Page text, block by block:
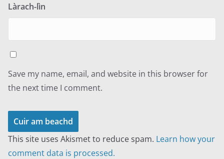
Làrach-lìn
Save my name, email, and website in this browser for
the next time I comment.
This site uses Akismet to reduce spam. Learn how your
comment data is processed.